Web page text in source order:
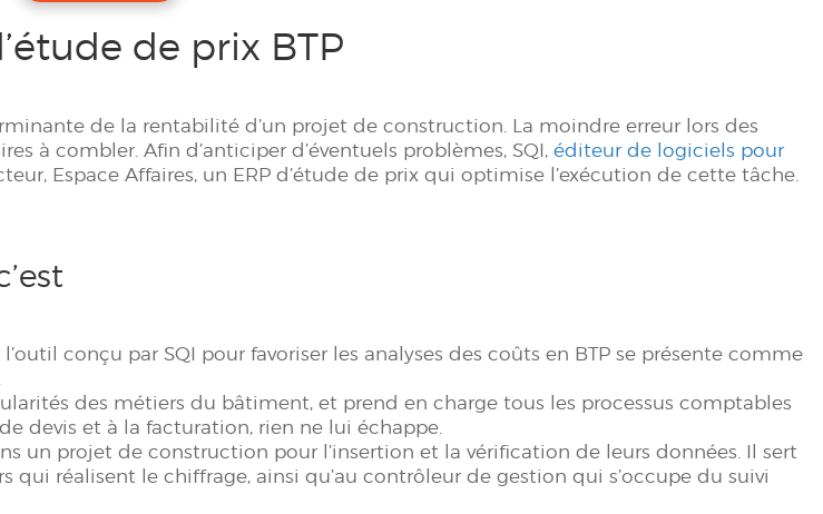
de prix BTP
de la rentabilité d’un projet de construction. La moindre erreur lors des
à combler. Afin d’anticiper d’éventuels problèmes, SQI, éditeur de logiciels pour
Espace Affaires, un ERP d’étude de prix qui optimise l’exécution de cette tâche.
l’outil conçu par SQI pour favoriser les analyses des coûts en BTP se présente comme
des métiers du bâtiment, et prend en charge tous les processus comptables
devis et à la facturation, rien ne lui échappe.
un projet de construction pour l’insertion et la vérification de leurs données. Il sert
réalisent le chiffrage, ainsi qu’au contrôleur de gestion qui s’occupe du suivi